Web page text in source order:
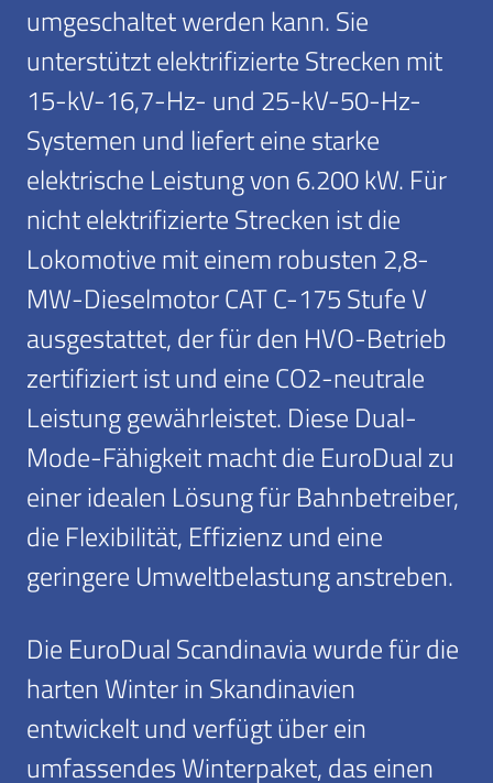
umgeschaltet werden kann. Sie
unterstützt elektrifizierte Strecken mit
15-kV-16,7-Hz- und 25-kV-50-Hz-
Systemen und liefert eine starke
elektrische Leistung von 6.200 kW. Für
nicht elektrifizierte Strecken ist die
Lokomotive mit einem robusten 2,8-
MW-Dieselmotor CAT C-175 Stufe V
ausgestattet, der für den HVO-Betrieb
zertifiziert ist und eine CO2-neutrale
Leistung gewährleistet. Diese Dual-
Mode-Fähigkeit macht die EuroDual zu
einer idealen Lösung für Bahnbetreiber,
die Flexibilität, Effizienz und eine
geringere Umweltbelastung anstreben.
Die EuroDual Scandinavia wurde für die
harten Winter in Skandinavien
entwickelt und verfügt über ein
umfassendes Winterpaket, das einen